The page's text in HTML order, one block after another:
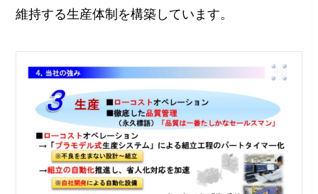
維持する生産体制を構築しています。